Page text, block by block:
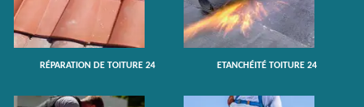
RÉPARATION DE TOITURE 24 ETANCHÉITÉ TOITURE 24